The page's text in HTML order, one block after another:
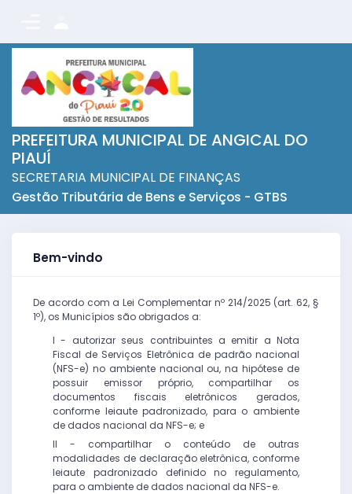
PREFEITURA MUNICIPAL DE ANGICAL DO
PIAUÍ
SECRETARIA MUNICIPAL DE FINANÇAS
Gestão Tributária de Bens e Serviços - GTBS
Bem-vindo
De acordo com a Lei Complementar nº 214/2025 (art. 62, §
1º), os Municípios são obrigados a:
I - autorizar seus contribuintes a emitir a Nota
Fiscal de Serviços Eletrônica de padrão nacional
(NFS-e) no ambiente nacional ou, na hipótese de
possuir emissor próprio, compartilhar os
documentos fiscais eletrônicos gerados,
conforme leiaute padronizado, para o ambiente
de dados nacional da NFS-e; e
II - compartilhar o conteúdo de outras
modalidades de declaração eletrônica, conforme
leiaute padronizado definido no regulamento,
para o ambiente de dados nacional da NFS-e.